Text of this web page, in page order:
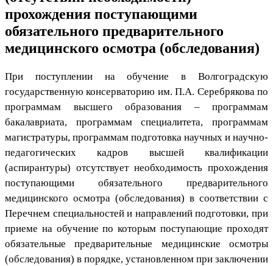
прохождения поступающими
обязательного предварительного
медицинского осмотра (обследования)
При поступлении на обучение в Волгоградскую
государственную консерваторию им. П.А. Серебрякова по
программам высшего образования – программам
бакалавриата, программам специалитета, программам
магистратуры, программам подготовка научных и научно-
педагогических кадров высшей квалификации
(аспирантуры) отсутствует необходимость прохождения
поступающими обязательного предварительного
медицинского осмотра (обследования) в соответствии с
Перечнем специальностей и направлений подготовки, при
приеме на обучение по которым поступающие проходят
обязательные предварительные медицинские осмотры
(обследования) в порядке, установленном при заключении